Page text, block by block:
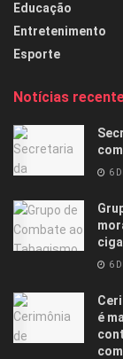
Educação
Entretenimento
Esporte
Notícias
6
6
é